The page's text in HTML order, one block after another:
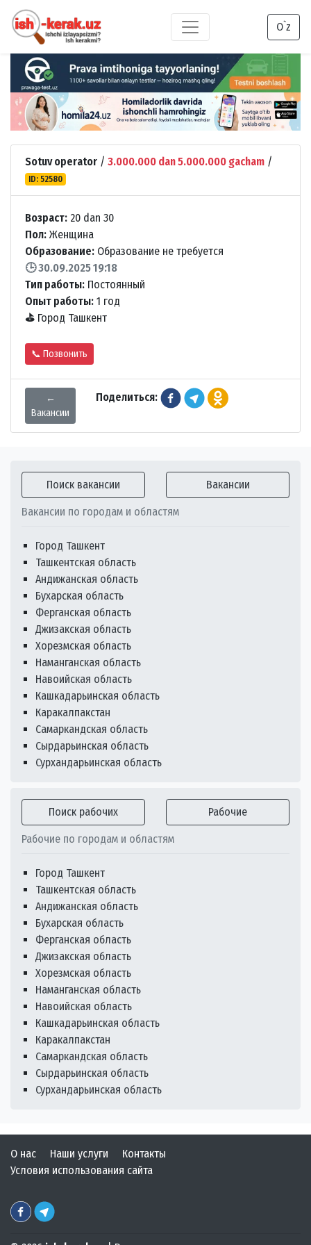
O`z
Sotuv operator / 3.000.000 dan 5.000.000 gacham /
ID: 52580
Возраст: 20 dan 30
Пол: Женщина
Образование: Образование не требуется
🕒 30.09.2025 19:18
Тип работы: Постоянный
Опыт работы: 1 год
⛳ Город Ташкент
📞 Позвонить
←
Вакансии
Поделиться:
Поиск вакансии Вакансии
Вакансии по городам и областям
Город Ташкент
Ташкентская область
Андижанская область
Бухарская область
Ферганская область
Джизакская область
Хорезмская область
Наманганская область
Навоийская область
Кашкадарьинская область
Каракалпакстан
Самаркандская область
Сырдарьинская область
Сурхандарьинская область
Поиск рабочих Рабочие
Рабочие по городам и областям
Город Ташкент
Ташкентская область
Андижанская область
Бухарская область
Ферганская область
Джизакская область
Хорезмская область
Наманганская область
Навоийская область
Кашкадарьинская область
Каракалпакстан
Самаркандская область
Сырдарьинская область
Сурхандарьинская область
О нас Наши услуги
Контакты
Условия использования сайта